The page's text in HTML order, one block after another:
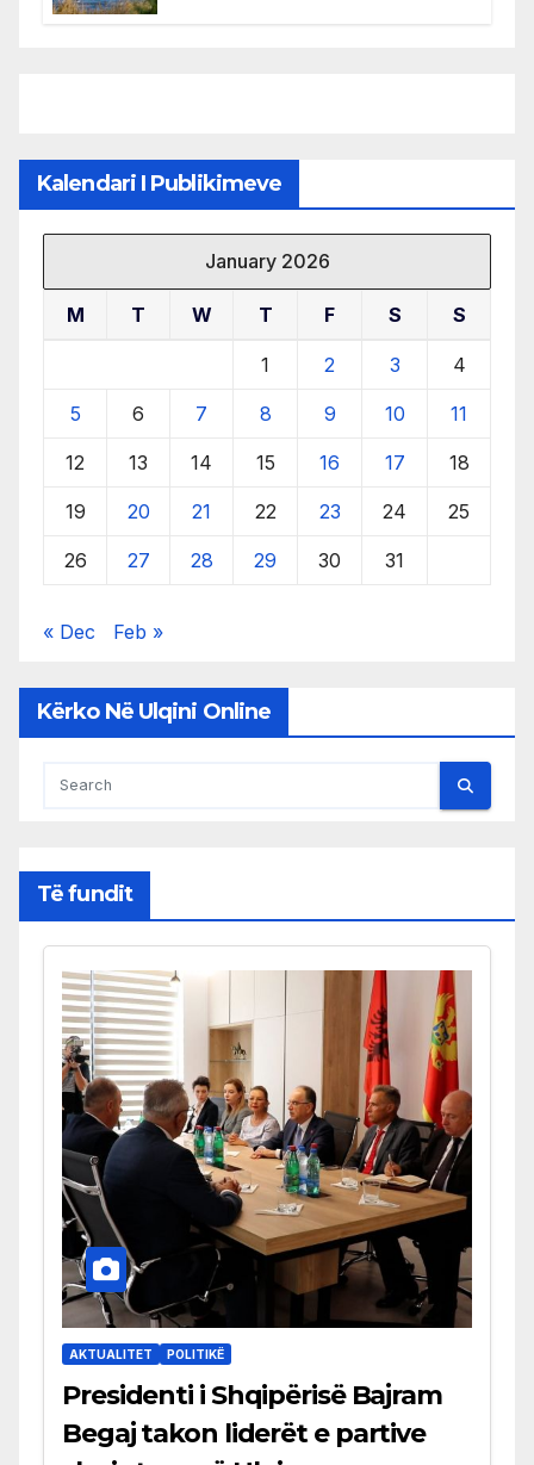
Kalendari I Publikimeve
January 2026
M T W T F S S
1 2 3 4
5 6 7 8 9 10 11
12 13 14 15 16 17 18
19 20 21 22 23 24 25
26 27 28 29 30 31
« Dec Feb »
Kërko Në Ulqini Online
Të fundit
AKTUALITET POLITIKË
Presidenti i Shqipërisë Bajram
Begaj takon liderët e partive